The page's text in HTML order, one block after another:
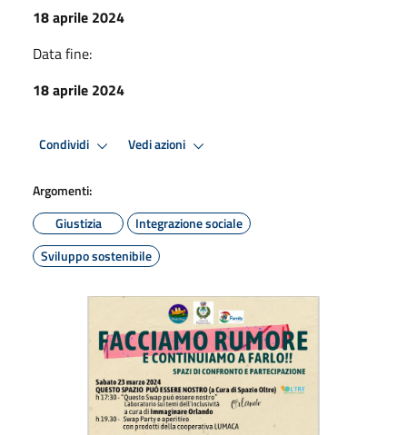
18 aprile 2024
Data fine:
18 aprile 2024
Condividi Vedi azioni
Argomenti:
Giustizia
Integrazione sociale
Sviluppo sostenibile